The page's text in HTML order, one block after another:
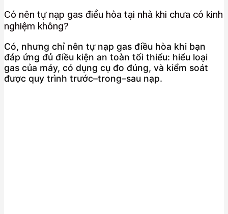
Có nên tự nạp gas điều hòa tại nhà khi chưa có kinh
nghiệm không?
Có, nhưng chỉ nên tự nạp gas điều hòa khi bạn
đáp ứng đủ điều kiện an toàn tối thiểu: hiểu loại
gas của máy, có dụng cụ đo đúng, và kiểm soát
được quy trình trước–trong–sau nạp.